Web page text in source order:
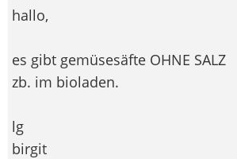
hallo,
es gibt gemüsesäfte OHNE SALZ
zb. im bioladen.
lg
birgit